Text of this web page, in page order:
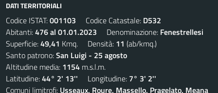
DATI TERRITORIALI
Codice ISTAT:001103 Codice Catastale: D532
Abitanti:476 al 01.01.2023 Denominazione: Fenestrellesi
Superficie:49,41 Kmq. Densità: 11 (ab/kmq.)
Santo patrono:San Luigi - 25 agosto
Altitudine media: 1154 m.s.l.m.
Latitudine:44° 2' 13'' Longitudine: 7° 3' 2''
Comuni limitrofi: Usseaux, Roure, Massello, Pragelato, Meana